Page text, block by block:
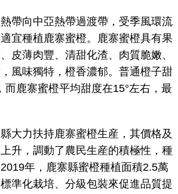
向中亞熱帶過渡帶，受季風環流
宜種植鹿寨蜜橙。鹿寨蜜橙具有果
皮薄肉豐、清甜化渣、肉質脆嫩、
風味獨特，橙香濃郁。普通橙子甜
而鹿寨蜜橙平均甜度在15°左右，最
力扶持鹿寨蜜橙生産，其價格及
升，調動了農民生産的積極性，種
年，鹿寨縣蜜橙種植面積2.5萬
準化栽培、分級包裝來促進品質提